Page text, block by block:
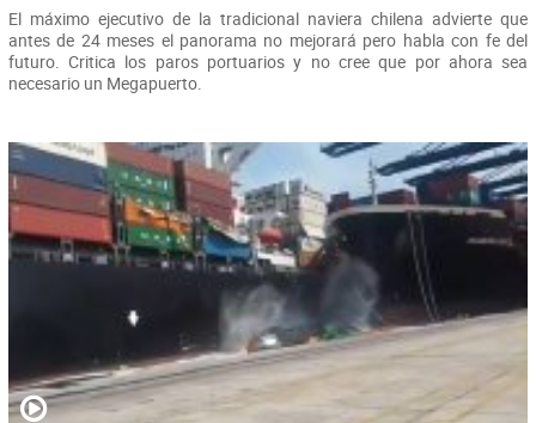
El máximo ejecutivo de la tradicional naviera chilena advierte que
antes de 24 meses el panorama no mejorará pero habla con fe del
futuro. Critica los paros portuarios y no cree que por ahora sea
necesario un Megapuerto.